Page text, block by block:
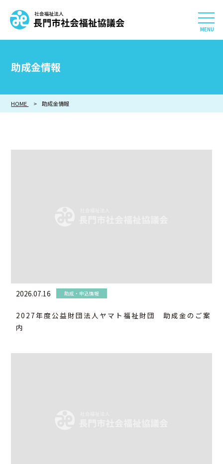
社会福祉法人 長門市社
助成金情報
HOME 助成金情報
2026.07.16 助成・申込情報
2027年度公益財団法人ヤマト福祉財団 助成金のご案
内